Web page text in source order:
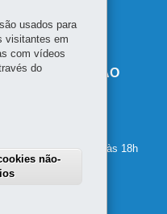
DA EDUCAÇÃO
a sexta-feira, das 8h às 18h
usados para
visitantes em
com vídeos
do
não-